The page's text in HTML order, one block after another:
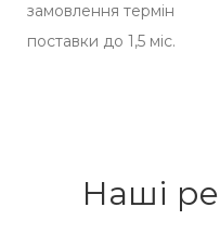
замовлення термін
поставки до 1,5 міс.
Наші